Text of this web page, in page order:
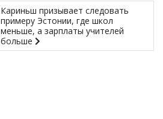
Кариньш призывает следовать
примеру Эстонии, где школ
меньше, а зарплаты учителей
больше